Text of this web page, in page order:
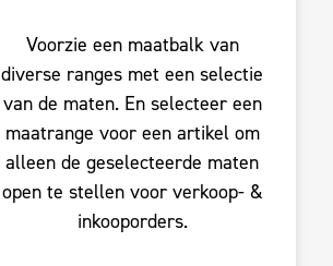
Voorzie een maatbalk van
diverse ranges met een selectie
van de maten. En selecteer een
maatrange voor een artikel om
alleen de geselecteerde maten
open te stellen voor verkoop- &
inkooporders.